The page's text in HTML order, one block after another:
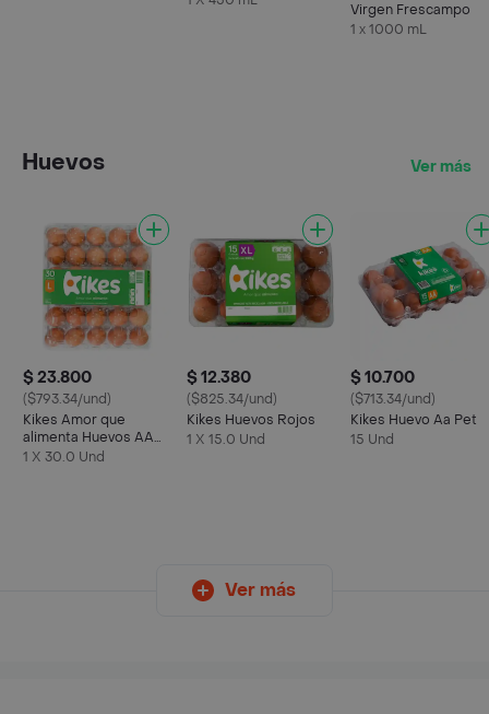
Virgen Frescampo
1 x 1000 mL
Huevos Ver más
$ 23.800
($793.34/und)
Kikes Amor que
alimenta Huevos AA
Rojos L
1 X 30.0 Und
$ 12.380
($825.34/und)
Kikes Huevos Rojos
1 X 15.0 Und
$ 10.700
($713.34/und)
Kikes Huevo Aa Pet
15 Und
Ver más